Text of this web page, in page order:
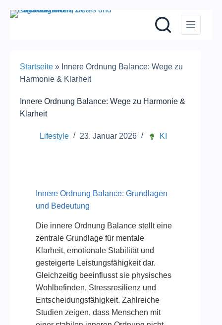
Zum
Startseite » Innere Ordnung Balance: Wege zu
Harmonie & Klarheit
Innere Ordnung Balance: Wege zu Harmonie &
Klarheit
Lifestyle 23. Januar 2026 KI
Innere Ordnung Balance: Grundlagen
und Bedeutung
Die innere Ordnung Balance stellt eine
zentrale Grundlage für mentale
Klarheit, emotionale Stabilität und
gesteigerte Leistungsfähigkeit dar.
Gleichzeitig beeinflusst sie physisches
Wohlbefinden, Stressresilienz und
Entscheidungsfähigkeit. Zahlreiche
Studien zeigen, dass Menschen mit